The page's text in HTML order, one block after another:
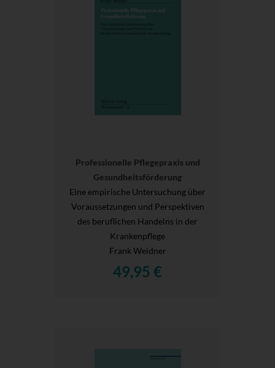
Professionelle Pflegepraxis und
Gesundheitsförderung
Eine empirische Untersuchung über
Voraussetzungen und Perspektiven
des beruflichen Handelns in der
Krankenpflege
Frank Weidner
49,95 €